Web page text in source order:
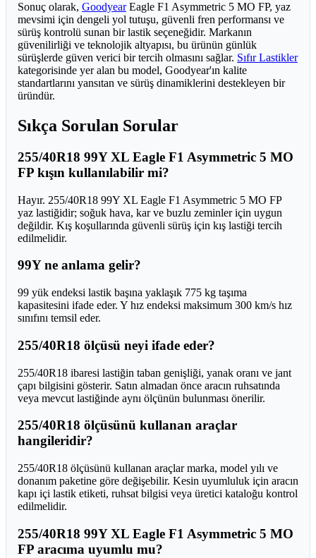
Sonuç olarak, GoodyearEagle F1 Asymmetric 5 MO FP, yaz
mevsimi için dengeli yol tutuşu, güvenli fren performansı ve
sürüş kontrolü sunan bir lastik seçeneğidir. Markanın
güvenilirliği ve teknolojik altyapısı, bu ürünün günlük
sürüşlerde güven verici bir tercih olmasını sağlar. Sıfır Lastikler
kategorisinde yer alan bu model, Goodyear'ın kalite
standartlarını yansıtan ve sürüş dinamiklerini destekleyen bir
üründür.
Sıkça Sorulan Sorular
255/40R18 99Y XL Eagle F1 Asymmetric 5 MO
FP kışın kullanılabilir mi?
Hayır. 255/40R18 99Y XL Eagle F1 Asymmetric 5 MO FP
yaz lastiğidir; soğuk hava, kar ve buzlu zeminler için uygun
değildir. Kış koşullarında güvenli sürüş için kış lastiği tercih
edilmelidir.
99Y ne anlama gelir?
99 yük endeksi lastik başına yaklaşık 775 kg taşıma
kapasitesini ifade eder. Y hız endeksi maksimum 300 km/s hız
sınıfını temsil eder.
255/40R18 ölçüsü neyi ifade eder?
255/40R18 ibaresi lastiğin taban genişliği, yanak oranı ve jant
çapı bilgisini gösterir. Satın almadan önce aracın ruhsatında
veya mevcut lastiğinde aynı ölçünün bulunması önerilir.
255/40R18 ölçüsünü kullanan araçlar
hangileridir?
255/40R18 ölçüsünü kullanan araçlar marka, model yılı ve
donanım paketine göre değişebilir. Kesin uyumluluk için aracın
kapı içi lastik etiketi, ruhsat bilgisi veya üretici kataloğu kontrol
edilmelidir.
255/40R18 99Y XL Eagle F1 Asymmetric 5 MO
FP aracıma uyumlu mu?